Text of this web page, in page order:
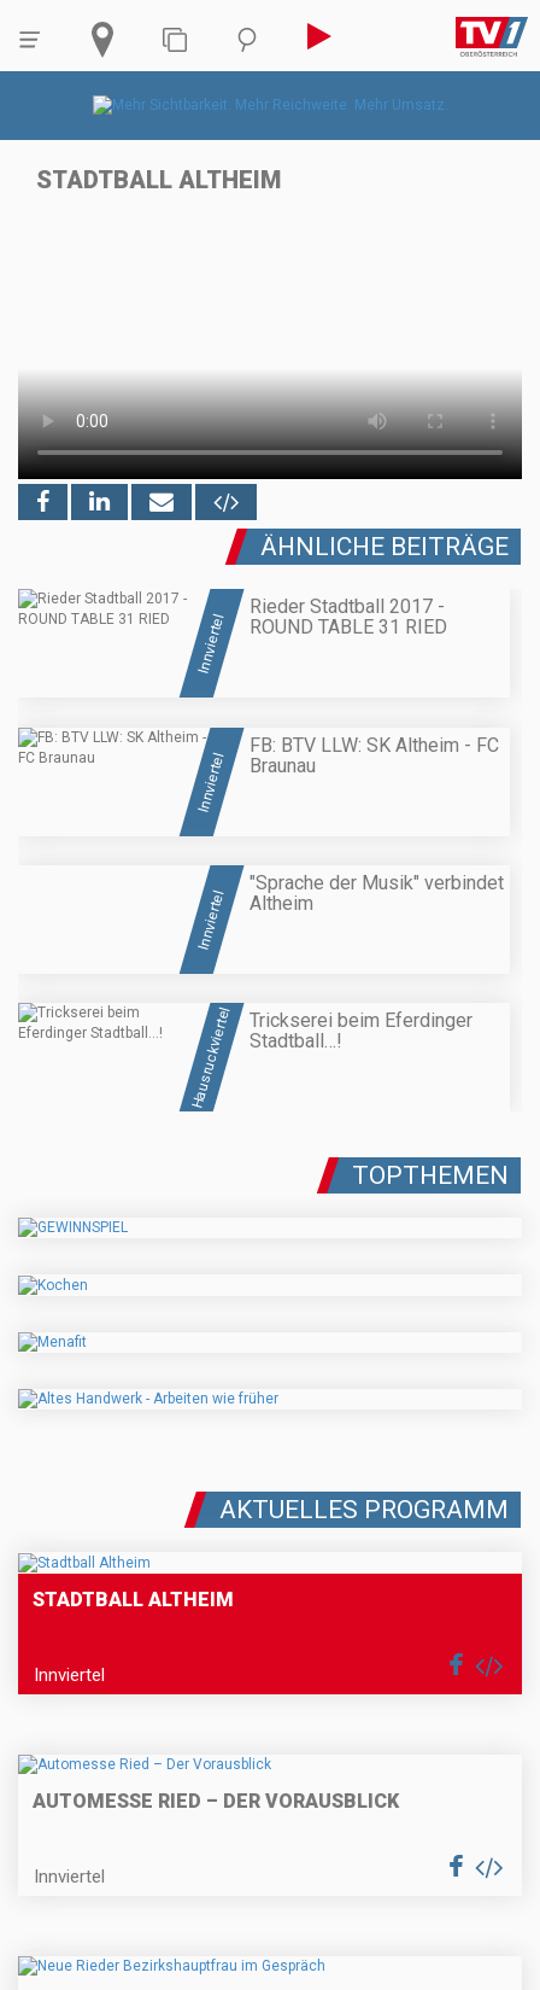
STADTBALL ALTHEIM
ÄHNLICHE BEITRÄGE
Innviertel
Rieder Stadtball 2017 -
ROUND TABLE 31 RIED
Innviertel
FB: BTV LLW: SK Altheim - FC
Braunau
Innviertel
"Sprache der Musik" verbindet
Altheim
Hausruckviertel
Trickserei beim Eferdinger
Stadtball…!
TOPTHEMEN
AKTUELLES PROGRAMM
STADTBALL ALTHEIM
Innviertel
AUTOMESSE RIED – DER VORAUSBLICK
Innviertel